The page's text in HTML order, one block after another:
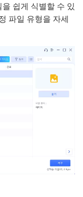
쉽게 식별할 수 있
파일 유형을 자세